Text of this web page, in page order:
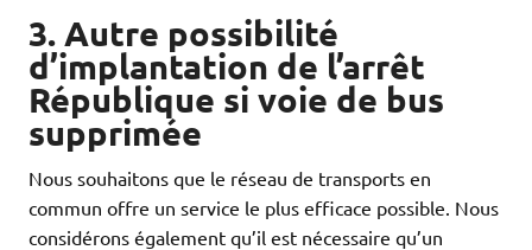
3. Autre possibilité
d’implantation de l’arrêt
République si voie de bus
supprimée
Nous souhaitons que le réseau de transports en
commun offre un service le plus efficace possible. Nous
considérons également qu’il est nécessaire qu’un